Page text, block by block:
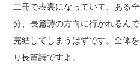
二冊で表裏になっていて、ある
分、長篇詩の方向に行かれるん
完結してしまうはずです。全体
り長篇詩ですよ。